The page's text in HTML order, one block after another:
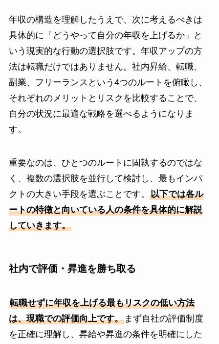
年収の構造を理解したうえで、次に考えるべきは
具体的に「どうやって自分の年収を上げるか」と
いう現実的な行動の選択肢です。年収アップの方
法は転職だけではありません。社内昇給、転職、
副業、フリーランスという4つのルートを俯瞰し、
それぞれのメリットとリスクを比較することで、
自分の状況に最適な戦略を選べるようになりま
す。
重要なのは、ひとつのルートに固執するのではな
く、複数の選択肢を並行して検討し、最もインパ
クトの大きい手段を選ぶことです。 以下では各ル
ートの特徴と向いている人の条件を具体的に解説
していきます。
社内で評価・昇進を勝ち取る
転職せずに年収を上げる最もリスクの低い方法
は、現職での評価向上です。まず自社の評価制度
を正確に理解し、昇給や昇進の条件を明確にした